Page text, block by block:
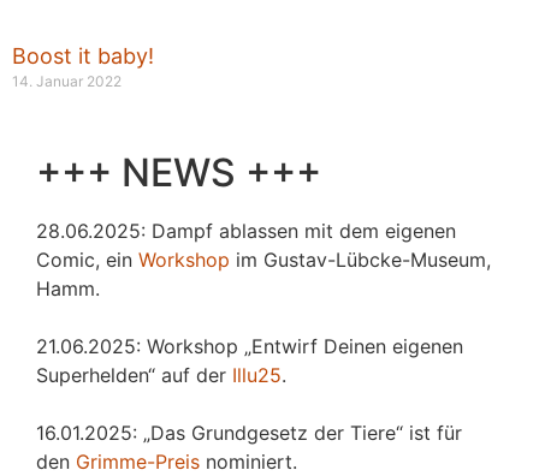
Boost it baby!
14. Januar 2022
+++ NEWS +++
28.06.2025: Dampf ablassen mit dem eigenen
Comic, ein Workshop im Gustav-Lübcke-Museum,
Hamm.
21.06.2025: Workshop „Entwirf Deinen eigenen
Superhelden“ auf der Illu25.
16.01.2025: „Das Grundgesetz der Tiere“ ist für
den Grimme-Preis nominiert.